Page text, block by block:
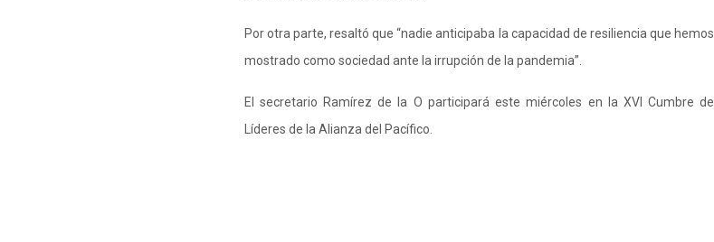
Por otra parte, resaltó que “nadie anticipaba la capacidad de resiliencia que hemos
mostrado como sociedad ante la irrupción de la pandemia”.
El secretario Ramírez de la O participará este miércoles en la XVI Cumbre de
Líderes de la Alianza del Pacífico.